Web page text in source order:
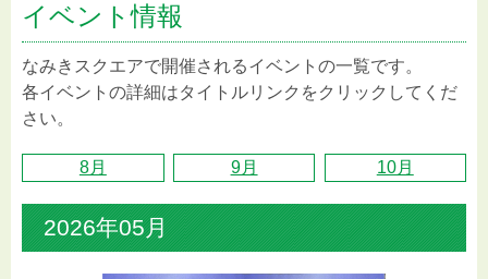
イベント情報
なみきスクエアで開催されるイベントの一覧です。
各イベントの詳細はタイトルリンクをクリックしてくだ
さい。
8月 9月 10月
2026年05月